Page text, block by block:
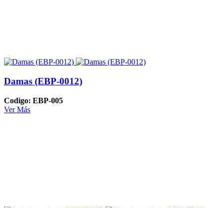
Damas (EBP-0012)
Codigo: EBP-005
Ver Más